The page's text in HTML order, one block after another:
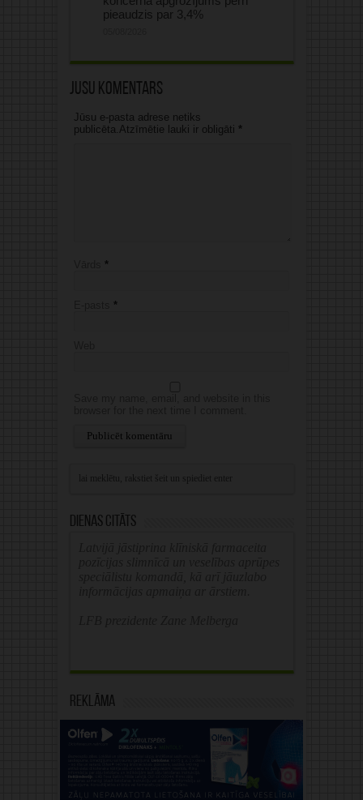
pieaudzis par 3,4%
Jūsu komentārs
Jūsu e-pasta adrese netiks
publicēta.Atzīmētie lauki ir obligāti *
*
*
Dienas citāts
Reklāma